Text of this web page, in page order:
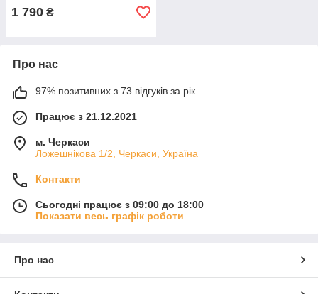
1 790 ₴
Про нас
97% позитивних з 73 відгуків за рік
Працює з 21.12.2021
м. Черкаси
Ложешнікова 1/2, Черкаси, Україна
Контакти
Сьогодні працює з 09:00 до 18:00
Показати весь графік роботи
Про нас